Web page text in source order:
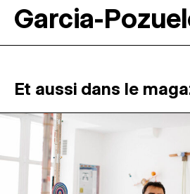
RÉSIDENCES ↓
ATELIERS OUVERTS
PROGRAMMATION
MAGAZINE
Garcia-
Et aussi dans le